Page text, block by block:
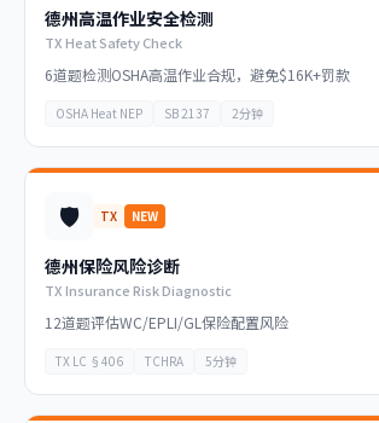
德州高温作业安全检测
TX Heat Safety Check
6道题检测OSHA高温作业合规，避免$16K+罚款
OSHA Heat NEP SB 2137 2分钟
🛡️ TX NEW
德州保险风险诊断
TX Insurance Risk Diagnostic
12道题评估WC/EPLI/GL保险配置风险
TX LC §406 TCHRA 5分钟